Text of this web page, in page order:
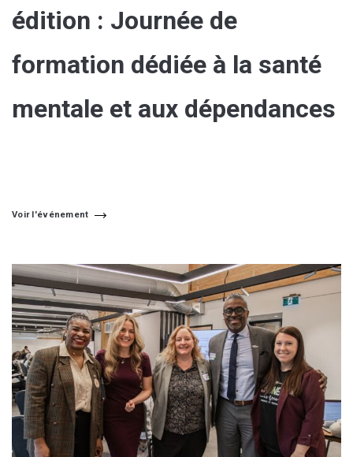
édition : Journée de
formation dédiée à la santé
mentale et aux dépendances
Voir l'événement